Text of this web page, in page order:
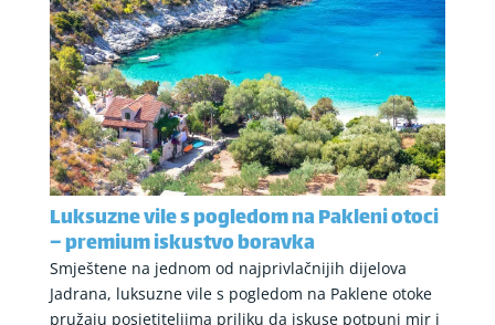
Luksuzne vile s pogledom na Pakleni otoci
– premium iskustvo boravka
Smještene na jednom od najprivlačnijih dijelova
Jadrana, luksuzne vile s pogledom na Paklene otoke
pružaju posjetiteljima priliku da iskuse potpuni mir i